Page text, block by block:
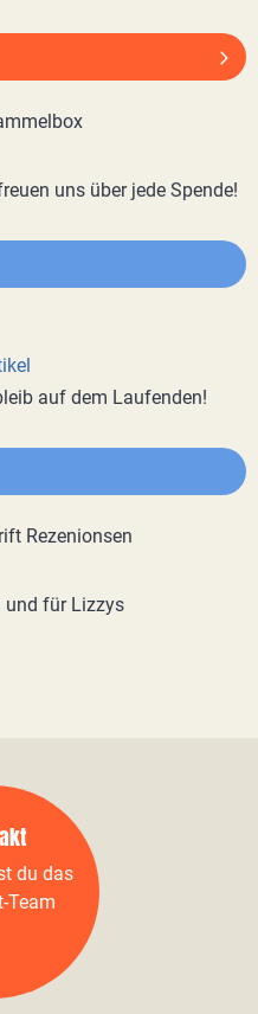
uns über jede Spende!
auf dem Laufenden!
und für Lizzys
du das
Team